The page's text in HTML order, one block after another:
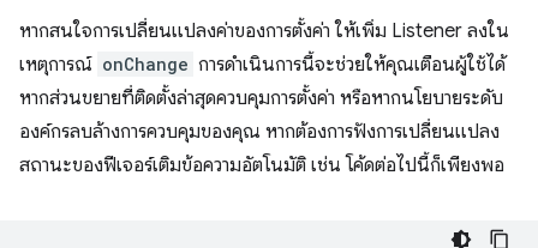
หากสนใจการเปลี่ยนแปลงค่าของการตั้งค่า ให้เพิ่ม Listener ลงใน
เหตุการณ์ onChange การดำเนินการนี้จะช่วยให้คุณเตือนผู้ใช้ได้
หากส่วนขยายที่ติดตั้งล่าสุดควบคุมการตั้งค่า หรือหากนโยบายระดับ
องค์กรลบล้างการควบคุมของคุณ หากต้องการฟังการเปลี่ยนแปลง
สถานะของฟีเจอร์เติมข้อความอัตโนมัติ เช่น โค้ดต่อไปนี้ก็เพียงพอ